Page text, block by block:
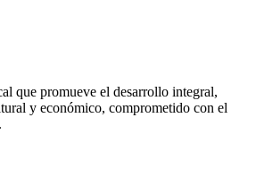
que promueve el desarrollo integral,
y económico, comprometido con el